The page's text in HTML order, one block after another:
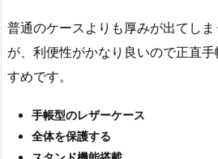
普通のケースよりも厚みが出てし
が、利便性がかなり良いので正直
すめです。
手帳型のレザーケース
全体を保護する